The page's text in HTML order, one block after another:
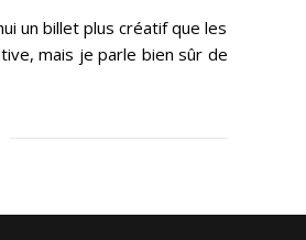
un billet plus créatif que les
mais je parle bien sûr de